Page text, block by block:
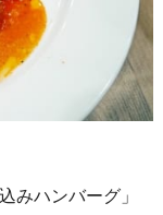
みハンバーグ」